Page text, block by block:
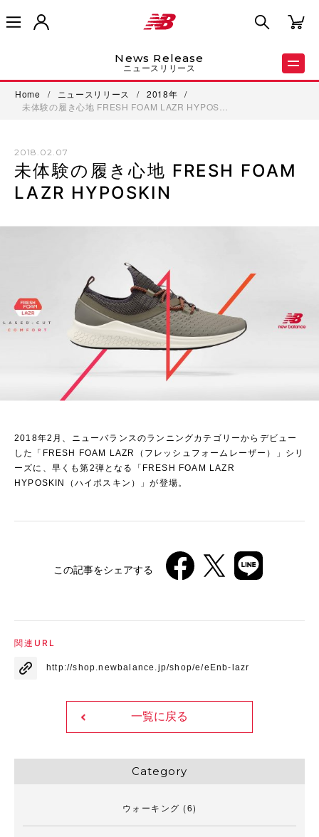
News Release
ニュースリリース
Home / ニュースリリース / 2018年
/
未体験の履き心地 FRESH FOAM LAZR HYPOS…
2018.02.07
未体験の履き心地 FRESH FOAM
LAZR HYPOSKIN
2018年2月、ニューバランスのランニングカテゴリーからデビュー
した「FRESH FOAM LAZR（フレッシュフォームレーザー）」シリ
ーズに、早くも第2弾となる「FRESH FOAM LAZR
HYPOSKIN（ハイポスキン）」が登場。
この記事をシェアする
関連URL
http://shop.newbalance.jp/shop/e/eEnb-lazr
一覧に戻る
Category
ウォーキング (6)